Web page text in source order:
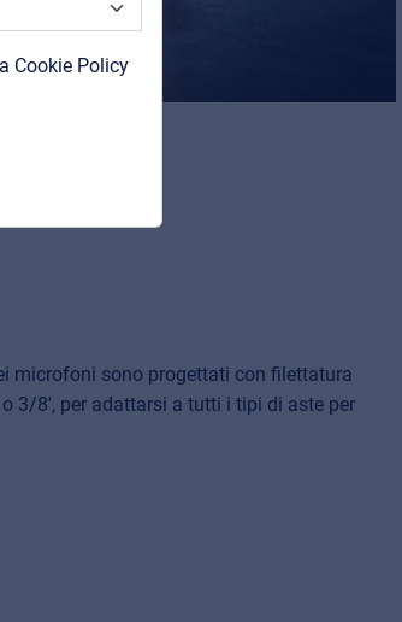
Cookie Policy
microfoni sono progettati con filettatura
3/8', per adattarsi a tutti i tipi di aste per